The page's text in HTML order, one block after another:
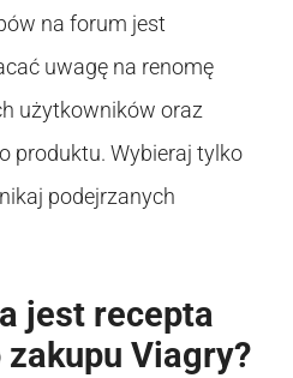
na forum jest
uwagę na renomę
użytkowników oraz
produktu. Wybieraj tylko
podejrzanych
jest recepta
Viagry?